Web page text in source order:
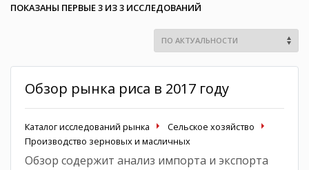
ПОКАЗАНЫ ПЕРВЫЕ 3 ИЗ 3 ИССЛЕДОВАНИЙ
Обзор рынка риса в 2017 году
Каталог исследований рынка
Сельское хозяйство
Производство зерновых и масличных
Обзор содержит анализ импорта и экспорта